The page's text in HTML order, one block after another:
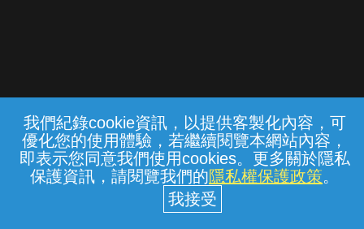
我們紀錄cookie資訊，以提供客製化內容，可
優化您的使用體驗，若繼續閱覽本網站內容，
即表示您同意我們使用cookies。更多關於隱私
保護資訊，請閱覽我們的隱私權保護政策。
常見問題 線上客服 服務條款 隱私權保護
中華電信股份有限公司個人家庭分公司
(統一編號：96979949) © 2026
{{notifyMsg}}